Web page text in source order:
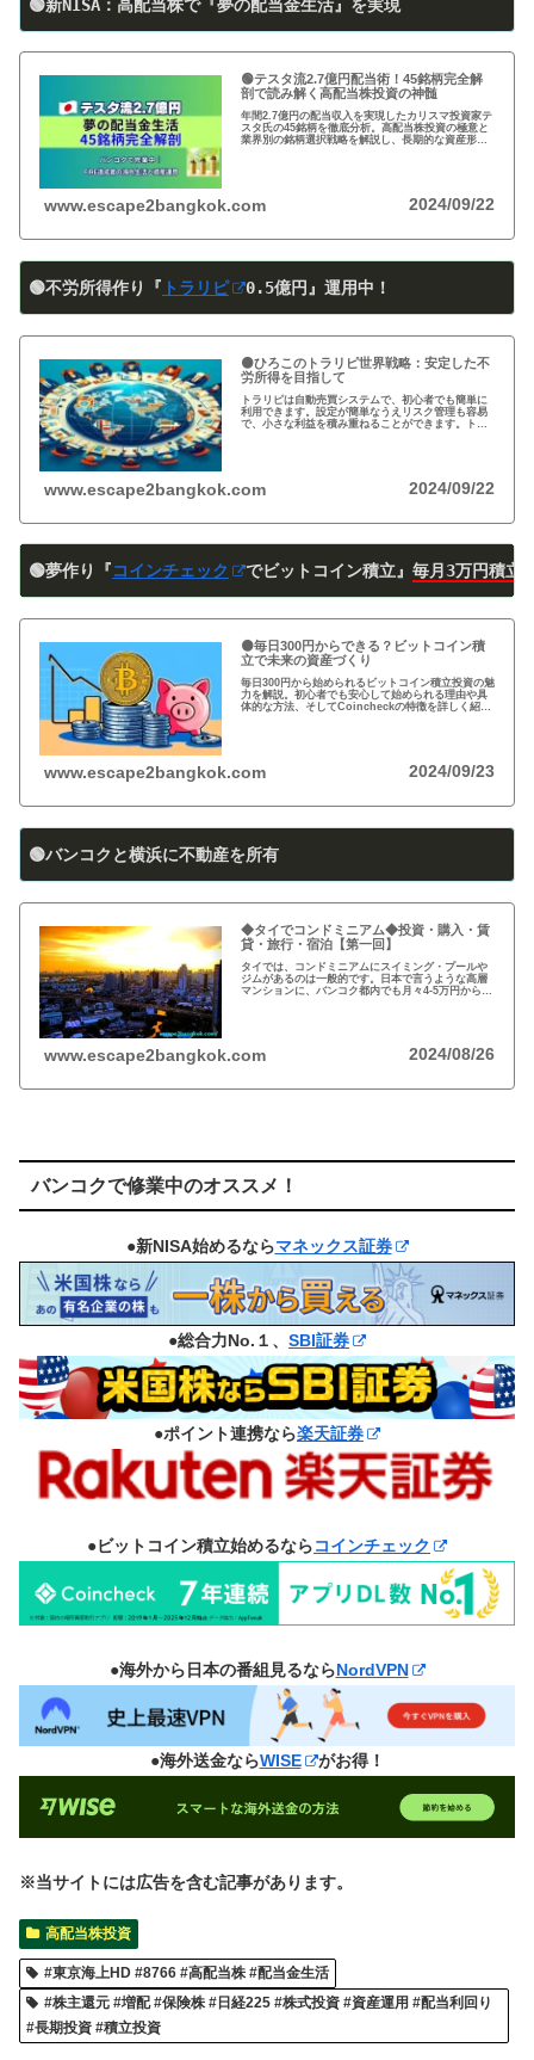
🟢新NISA：高配当株で『夢の配当金生活』を実現
🟢テスタ流2.7億円配当術！45銘柄完全解
剖で読み解く高配当株投資の神髄
年間2.7億円の配当収入を実現したカリスマ投資家テ
スタ氏の45銘柄を徹底分析。高配当株投資の極意と
業界別の銘柄選択戦略を解説し、長期的な資産形成
www.escape2bangkok.com 2024/09/22
🟢不労所得作り『 トラリピ 0.5億円』運用中！
🟠ひろこのトラリピ世界戦略：安定した不
労所得を目指して
トラリピは自動売買システムで、初心者でも簡単に
利用できます。設定が簡単なうえリスク管理も容易
で、小さな利益を積み重ねることができます。トラ
www.escape2bangkok.com 2024/09/22
🟢夢作り『コインチェック でビットコイン積立』 毎月3万円積立
🟠毎日300円からできる？ビットコイン積
立で未来の資産づくり
毎日300円から始められるビットコイン積立投資の魅
力を解説。初心者でも安心して始められる理由や具
体的な方法、そしてCoincheckの特徴を詳しく紹
www.escape2bangkok.com 2024/09/23
🟢バンコクと横浜に不動産を所有
◆タイでコンドミニアム◆投資・購入・賃
貸・旅行・宿泊【第一回】
タイでは、コンドミニアムにスイミング・プールや
ジムがあるのは一般的です。日本で言うような高層
マンションに、バンコク都内でも月々4-5万円から賃
www.escape2bangkok.com 2024/08/26
バンコクで修業中のオススメ！
●新NISA始めるならマネックス証券
●総合力No.１、 SBI証券
●ポイント連携なら楽天証券
●ビットコイン積立始めるならコインチェック
●海外から日本の番組見るならNordVPN
●海外送金ならWISE がお得！
※当サイトには広告を含む記事があります。
高配当株投資
#東京海上HD #8766 #高配当株 #配当金生活
#株主還元 #増配 #保険株 #日経225 #株式投資 #資産運用 #配当利回り
#長期投資 #積立投資